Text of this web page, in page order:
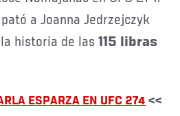
a Joanna Jedrzejczyk
historia de las115 libras
ESPARZA EN UFC 274 <<